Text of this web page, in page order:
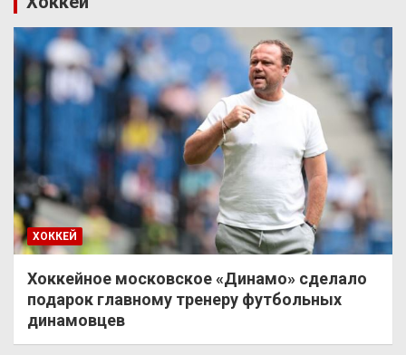
ХОККЕЙ
Хоккейное московское «Динамо» сделало
подарок главному тренеру футбольных
динамовцев